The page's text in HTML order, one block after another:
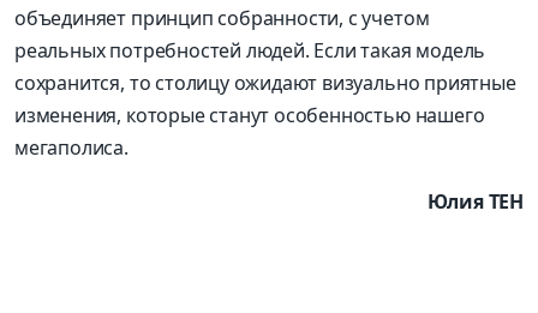
объединяет принцип собранности, с учетом
реальных потребностей людей. Если такая модель
сохранится, то столицу ожидают визуально приятные
изменения, которые станут особенностью нашего
мегаполиса.
Юлия ТЕН